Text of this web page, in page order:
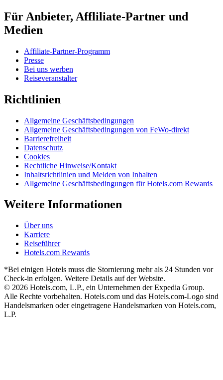
Für Anbieter, Affliliate-Partner und
Medien
Affiliate-Partner-Programm
Presse
Bei uns werben
Reiseveranstalter
Richtlinien
Allgemeine Geschäftsbedingungen
Allgemeine Geschäftsbedingungen von FeWo-direkt
Barrierefreiheit
Datenschutz
Cookies
Rechtliche Hinweise/Kontakt
Inhaltsrichtlinien und Melden von Inhalten
Allgemeine Geschäftsbedingungen für Hotels.com Rewards
Weitere Informationen
Über uns
Karriere
Reiseführer
Hotels.com Rewards
*Bei einigen Hotels muss die Stornierung mehr als 24 Stunden vor
Check-in erfolgen. Weitere Details auf der Website.
© 2026 Hotels.com, L.P., ein Unternehmen der Expedia Group.
Alle Rechte vorbehalten. Hotels.com und das Hotels.com-Logo sind
Handelsmarken oder eingetragene Handelsmarken von Hotels.com,
L.P.